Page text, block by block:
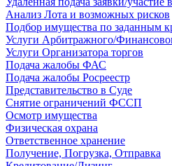
Анализ Лота и возможных рисков
Подбор имущества по заданным
Услуги Арбитражного/
Услуги Организатора торгов
Подача жалобы ФАС
Подача жалобы Росреестр
Представительство в Суде
Снятие ограничений ФССП
Осмотр имущества
Физическая охрана
Ответственное хранение
Получение, Погрузка, Отправка